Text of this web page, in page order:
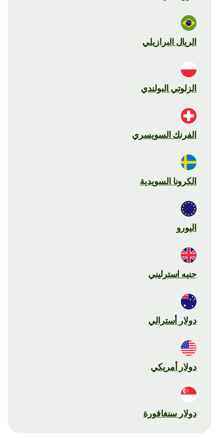
الريال البرازيلي
الزلوتي البولندي
الفرنك السويسري
الكرونا السويدية
اليورو
جنيه استرليني
دولار أسترالي
دولار أمريكي
دولار سنغافورة